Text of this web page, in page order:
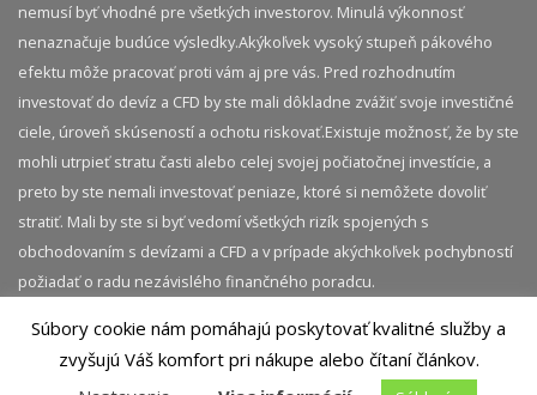
nemusí byť vhodné pre všetkých investorov. Minulá výkonnosť
nenaznačuje budúce výsledky.​ Akýkoľvek vysoký stupeň pákového
efektu môže pracovať proti vám aj pre vás. Pred rozhodnutím
investovať do devíz a CFD by ste mali dôkladne zvážiť svoje investičné
ciele, úroveň skúseností a ochotu riskovať.​ Existuje možnosť, že by ste
mohli utrpieť stratu časti alebo celej svojej počiatočnej investície, a
preto by ste nemali investovať peniaze, ktoré si nemôžete dovoliť
stratiť. Mali by ste si byť vedomí všetkých rizík spojených s
obchodovaním s devízami a CFD a v prípade akýchkoľvek pochybností
požiadať o radu nezávislého finančného poradcu.
© 2026 InvestičnýBlog.sk | Všetky práva vyhradené.
Akékoľvek kopírovanie obsahu tejto stránky je bez
Súbory cookie nám pomáhajú poskytovať kvalitné služby a
zvyšujú Váš komfort pri nákupe alebo čítaní článkov.